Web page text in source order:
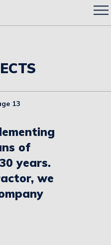
13
of
years.
we